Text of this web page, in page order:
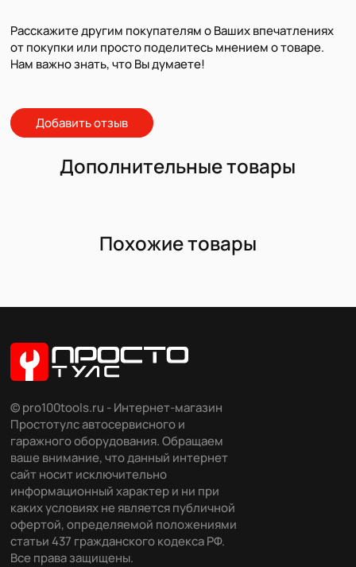
Расскажите другим покупателям о Ваших впечатлениях
от покупки или просто поделитесь мнением о товаре.
Нам важно знать, что Вы думаете!
Добавить отзыв
Дополнительные товары
Похожие товары
© pro100tools.ru - Интернет-магазин
Простотулс автосервисного и
гаражного оборудования. Обращаем
ваше внимание, что данный интернет
сайт носит исключительно
информационный характер и ни при
каких условиях не является публичной
офертой, определяемой положениями
статьи 437 гражданского кодекса РФ.
Все права защищены.